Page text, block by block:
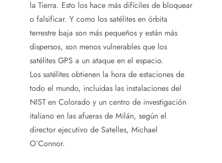
la Tierra. Esto los hace más difíciles de bloquear
o falsificar. Y como los satélites en órbita
terrestre baja son más pequeños y están más
dispersos, son menos vulnerables que los
satélites GPS a un ataque en el espacio.
Los satélites obtienen la hora de estaciones de
todo el mundo, incluidas las instalaciones del
NIST en Colorado y un centro de investigación
italiano en las afueras de Milán, según el
director ejecutivo de Satelles, Michael
O’Connor.